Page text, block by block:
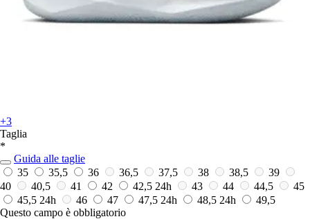
+3
Taglia
*
Guida alle taglie
35
35,5 36 36,5 37,5 38 38,5
39
40
40,5 41 42 42,5 24h 43 44 44,5
45
45,5 24h 46 47 47,5 24h 48,5 24h
49,5
Questo campo è obbligatorio